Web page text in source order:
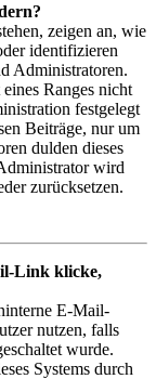
zeigen an, wie
identifizieren
Administratoren.
Ranges nicht
festgelegt
Beiträge, nur um
dulden dieses
wird
zurücksetzen.
Link klicke,
E-Mail-
nutzen, falls
wurde.
Systems durch